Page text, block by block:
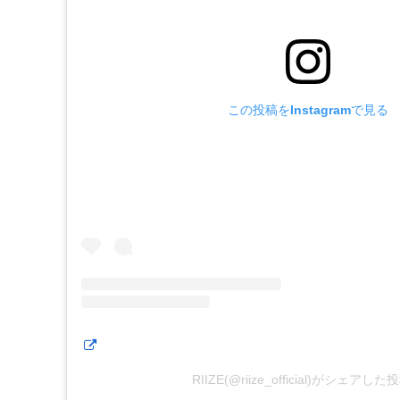
この投稿をInstagramで見る
RIIZE(@riize_official)がシェアした